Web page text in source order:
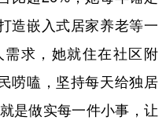
造嵌入式居家养老等一
求，她就住在社区附
唠嗑，坚持每天给独居
是做实每一件小事，让